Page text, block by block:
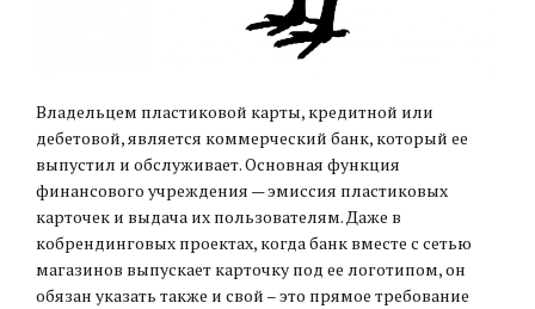
Владельцем пластиковой карты, кредитной или
дебетовой, является коммерческий банк, который ее
выпустил и обслуживает. Основная функция
финансового учреждения — эмиссия пластиковых
карточек и выдача их пользователям. Даже в
кобрендинговых проектах, когда банк вместе с сетью
магазинов выпускает карточку под ее логотипом, он
обязан указать также и свой – это прямое требование